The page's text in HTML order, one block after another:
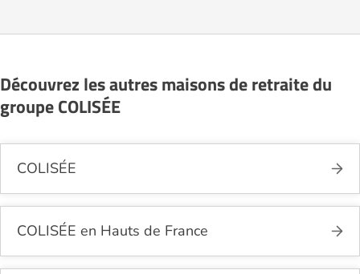
les coûts et les démarches administratives
Découvrez les autres maisons de retraite du
groupe COLISÉE
COLISÉE
COLISÉE en Hauts de France